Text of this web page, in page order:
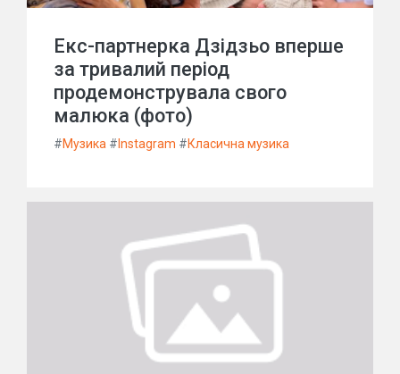
Екс-партнерка Дзідзьо вперше
за тривалий період
продемонструвала свого
малюка (фото)
#Музика # Instagram #Класична музика